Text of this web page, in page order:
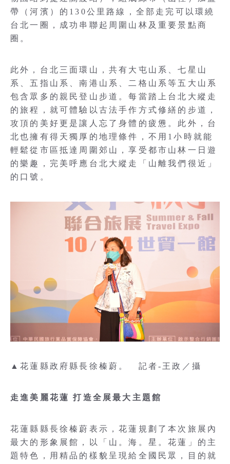
帶（河濱）的130公里路線，全部走完可以環繞
台北一圈，成功串聯起周圍山林及重要景點商
圈。
此外，台北三面環山，共有大屯山系、七星山
系、五指山系、南港山系、二格山系等五大山系
包含眾多的親民登山步道。每當踏上台北大縱走
的旅程，就可體驗以古法手作方式修繕的步道，
攻頂的美好更是讓人忘了身體的疲憊。此外，台
北也擁有得天獨厚的地理條件，不用1小時就能
輕鬆從市區抵達周圍郊山，享受都市山林一日遊
的樂趣，完美呼應台北大縱走「山離我們很近」
的口號。
▲花蓮縣政府縣長徐榛蔚。 記者-王政／攝
走進美麗花蓮 打造全展最大主題館
花蓮縣縣長徐榛蔚表示，花蓮規劃了本次旅展內
最大的形象展館，以「山。海。星。花蓮」的主
題特色，用精品的樣貌呈現給全國民眾，目的就